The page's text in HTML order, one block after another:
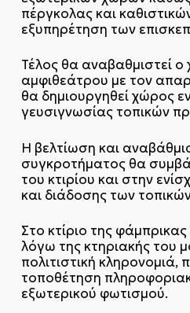
πέργκολας και
εξυπηρέτηση των
Τέλος θα αναβαθμιστεί
αμφιθεάτρου με τον
θα δημιουργηθεί χώρος
γευσιγνωσίας τοπικών
Η βελτίωση και
συγκροτήματος θα
του κτιρίου και στην
και διάδοσης των
Στο κτίριο της
λόγω της κτηριακής του
πολιτιστική κληρονομιά,
τοποθέτηση
εξωτερικού φωτισμού.